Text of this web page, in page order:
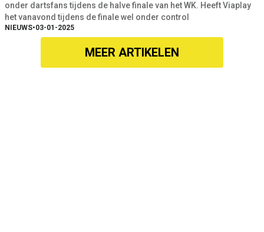
onder dartsfans tijdens de halve finale van het WK. Heeft Viaplay
het vanavond tijdens de finale wel onder control
NIEUWS•03-01-2025
MEER ARTIKELEN